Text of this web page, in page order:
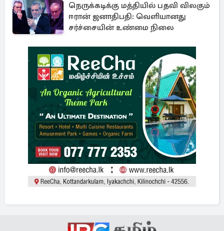
நெருக்கடிக்கு மத்தியில் பதவி விலகும்
ஈரான் ஜனாதிபதி: வெளியானது
சர்ச்சையின் உண்மை நிலை